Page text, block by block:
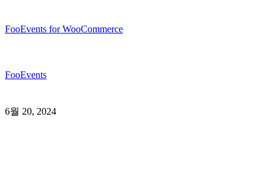
FooEvents for WooCommerce
FooEvents
6월 20, 2024